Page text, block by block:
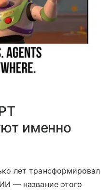
именно
лет трансформировал
— название этого